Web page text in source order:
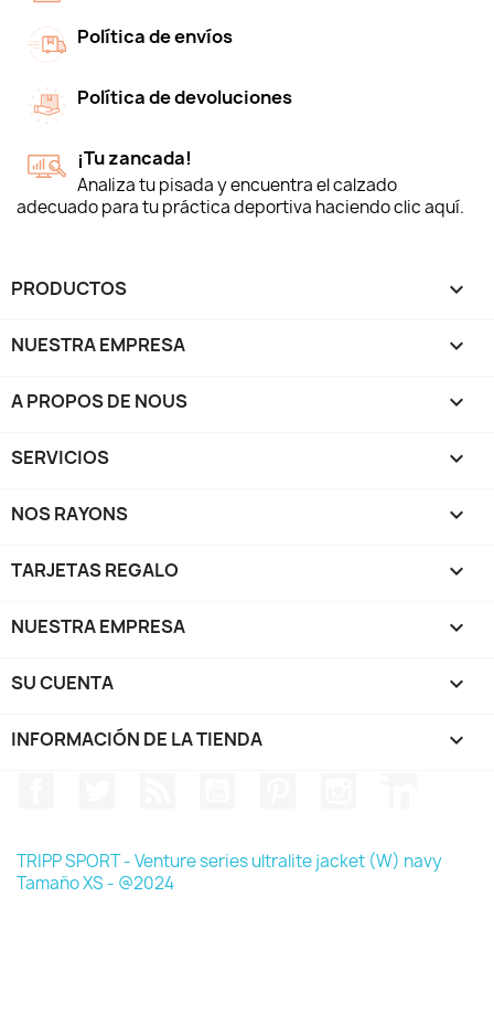
Política de envíos
Política de devoluciones
¡Tu zancada!
Analiza tu pisada y encuentra el calzado
adecuado para tu práctica deportiva haciendo clic aquí.
PRODUCTOS 
NUESTRA EMPRESA 
A PROPOS DE NOUS 
SERVICIOS 
NOS RAYONS 
TARJETAS REGALO 
NUESTRA EMPRESA 
SU CUENTA 
INFORMACIÓN DE LA TIENDA keyboard_arrow_down
TRIPP SPORT - Venture series ultralite jacket (W) navy
Tamaño XS - @2024